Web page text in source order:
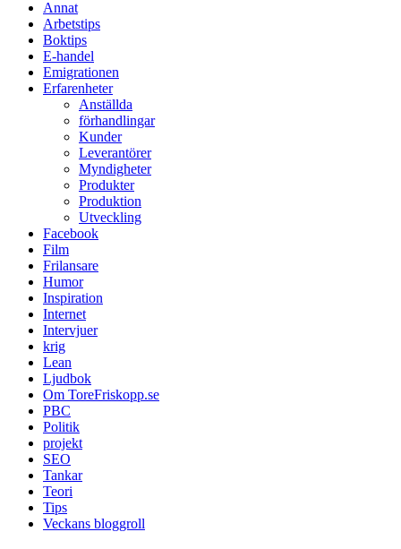
Annat
Arbetstips
Boktips
E-handel
Emigrationen
Erfarenheter
Anställda
förhandlingar
Kunder
Leverantörer
Myndigheter
Produkter
Produktion
Utveckling
Facebook
Film
Frilansare
Humor
Inspiration
Internet
Intervjuer
krig
Lean
Ljudbok
Om ToreFriskopp.se
PBC
Politik
projekt
SEO
Tankar
Teori
Tips
Veckans bloggroll